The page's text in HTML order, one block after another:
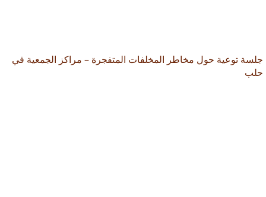
جلسة توعية حول مخاطر المخلفات المتفجرة – مراكز الجمعية في
حلب